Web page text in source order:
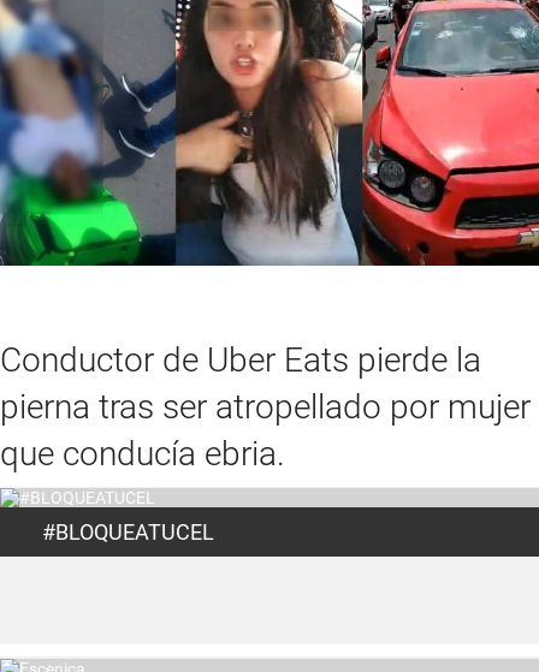
Conductor de Uber Eats pierde la
pierna tras ser atropellado por mujer
que conducía ebria.
#BLOQUEATUCEL